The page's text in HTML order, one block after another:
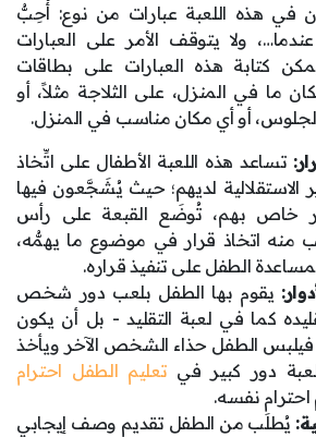
في هذه اللعبة عبارات من نوع: أُحِبُّ
ولا يتوقف الأمر على العبارات
كتابة هذه العبارات على بطاقات
ما في المنزل، على الثلاجة مثلاً، أو
أو أي مكان مناسب في المنزل.
تساعد هذه اللعبة الأطفال على اتِّخاذ
الاستقلالية لديهم؛ حيث يُشَجَّعون فيها
خاص بهم، تُوضَع القبعة على رأس
منه اتخاذ قرار في موضوع ما يهمُّه،
الطفل على تنفيذ قراره.
يقوم بها الطفل بلعب دور شخص
كما في لعبة التقليد - بل أن يكون
الطفل حذاء الشخص الآخر ويأخذ
دور كبير في تعليم الطفل احترام
نفسه.
يُطلَب من الطفل تقديم وصف إيجابي